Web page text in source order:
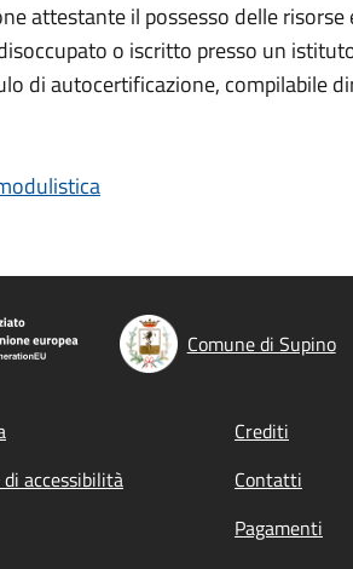
attestante il possesso delle
o iscritto presso un
di autocertificazione, compilabile
Comune di Supino
Crediti
accessibilità
Contatti
Pagamenti